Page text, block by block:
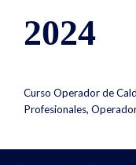
2024
Curso Operador de
Profesionales,